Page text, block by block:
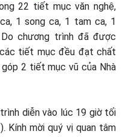
22 tiết mục văn nghệ,
1 song ca, 1 tam ca, 1
chương trình đã được
tiết mục đều đạt chất
2 tiết mục vũ của Nhà
diễn vào lúc 19 giờ tối
Kính mời quý vị quan tâm